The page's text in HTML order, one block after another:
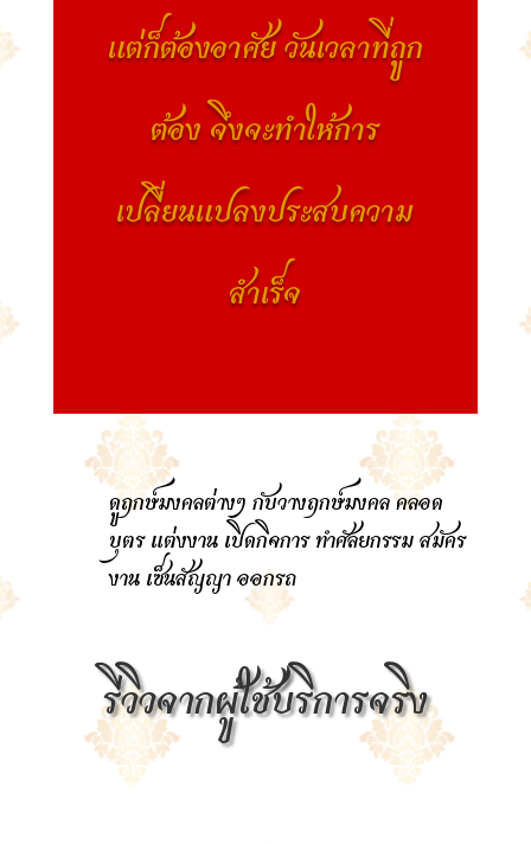
แต่ก็ต้องอาศัย วันเวลาที่ถูก
ต้อง จึงจะทำให้การ
เปลี่ยนแปลงประสบความ
สำเร็จ
ดูฤกษ์มงคลต่างๆ กับวางฤกษ์มงคล คลอด
บุตร แต่งงาน เปิดกิจการ ทำศัลยกรรม สมัคร
งาน เซ็นสัญญา ออกรถ
รีวิวจากผู้ใช้บริการจริง